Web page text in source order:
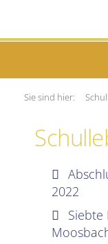
Sie sind hier:
2022
Siebte